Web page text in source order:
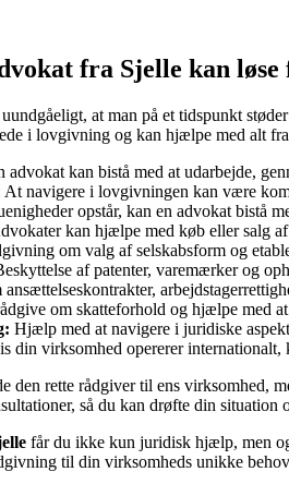
fra Sjelle kan
at man på et tidspunkt
i lovgivning og kan hjælpe med alt
advokat kan bistå med at udarbejde,
At navigere i lovgivningen kan være
opstår, kan en advokat bistå
kan hjælpe med køb eller salg
om valg af selskabsform og
af patenter, varemærker og
om skatteforhold og hjælpe med
Hjælp med at navigere i juridiske
din virksomhed opererer
rette rådgiver til ens virksomhed,
så du kan drøfte din
får du ikke kun juridisk hjælp, men
til din virksomheds unikke